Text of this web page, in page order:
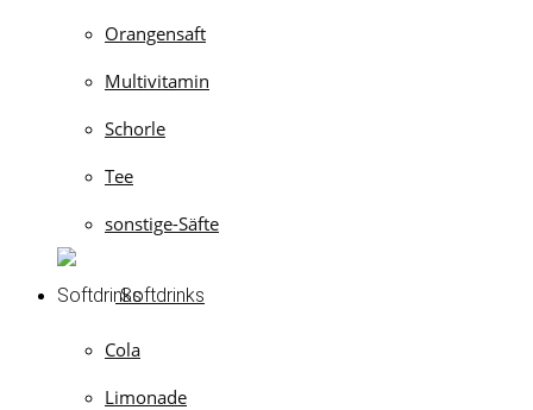
Orangensaft
Multivitamin
Schorle
Tee
sonstige-Säfte
Softdrinks
Cola
Limonade